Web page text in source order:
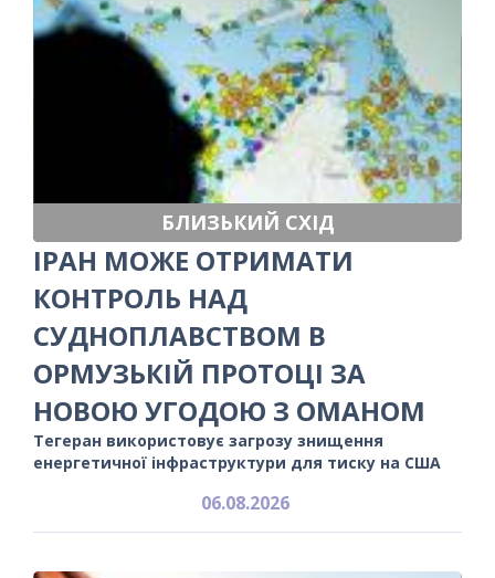
БЛИЗЬКИЙ СХІД
ІРАН МОЖЕ ОТРИМАТИ
КОНТРОЛЬ НАД
СУДНОПЛАВСТВОМ В
ОРМУЗЬКІЙ ПРОТОЦІ ЗА
НОВОЮ УГОДОЮ З ОМАНОМ
Тегеран використовує загрозу знищення
енергетичної інфраструктури для тиску на США
06.08.2026